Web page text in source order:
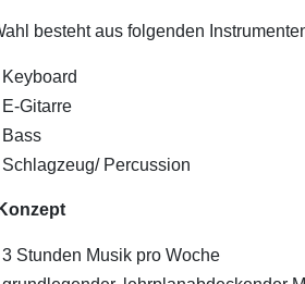
besteht aus folgenden
Keyboard
E-Gitarre
Bass
Schlagzeug/ Percussion
3 Stunden Musik pro Woche